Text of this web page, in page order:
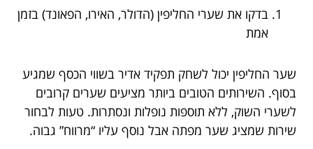
בדקו את שערי החליפין (הדולר, האירו, הפאונד) בזמן
אמת
שער החליפין יכול לשחק תפקיד אדיר בשווי הכסף שמגיע
בסוף. השירותים הטובים ביותר מציעים שערים קרובים
לשערי השוק, ללא תוספות נופלות ונסתרות. טעות לבחור
שירות שמציג שער מפתה אבל נוסף עליו “מרווח” גבוה.